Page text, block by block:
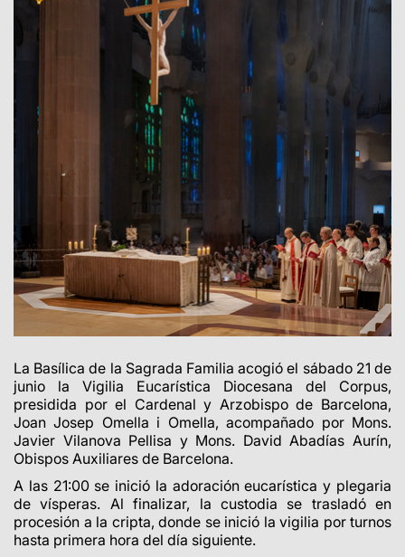
La Basílica de la Sagrada Familia acogió el sábado 21 de
junio la Vigilia Eucarística Diocesana del Corpus,
presidida por el Cardenal y Arzobispo de Barcelona,
Joan Josep Omella i Omella, acompañado por Mons.
Javier Vilanova Pellisa y Mons. David Abadías Aurín,
Obispos Auxiliares de Barcelona.
A las 21:00 se inició la adoración eucarística y plegaria
de vísperas. Al finalizar, la custodia se trasladó en
procesión a la cripta, donde se inició la vigilia por turnos
hasta primera hora del día siguiente.